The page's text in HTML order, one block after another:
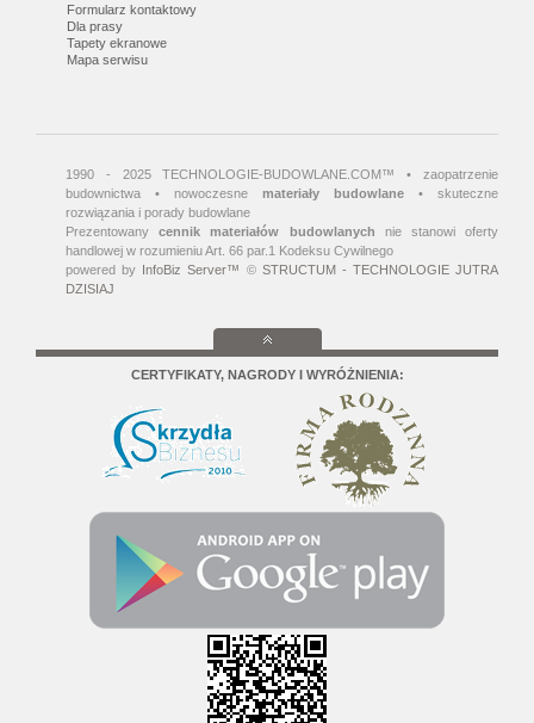
Formularz kontaktowy
Dla prasy
Tapety ekranowe
Mapa serwisu
1990 - 2025 TECHNOLOGIE-BUDOWLANE.COM™ • zaopatrzenie
budownictwa • nowoczesne materiały budowlane • skuteczne
rozwiązania i porady budowlane
Prezentowanycennik materiałów budowlanych nie stanowi oferty
handlowej w rozumieniu Art. 66 par.1 Kodeksu Cywilnego
powered by InfoBiz Server™ © STRUCTUM - TECHNOLOGIE JUTRA
DZISIAJ
CERTYFIKATY, NAGRODY I WYRÓŻNIENIA: